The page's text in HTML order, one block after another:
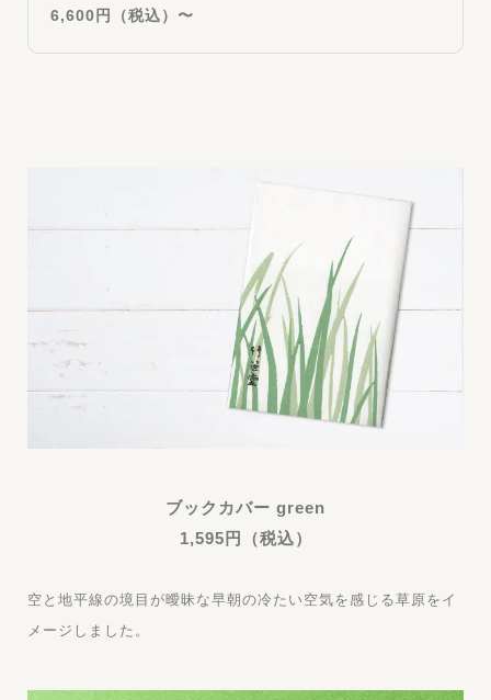
6,600円（税込）〜
ブックカバー green
1,595円（税込）
空と地平線の境目が曖昧な早朝の冷たい空気を感じる草原をイ
メージしました。